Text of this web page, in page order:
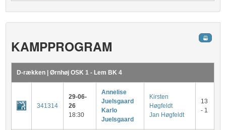
KAMPPROGRAM
D-rækken | Ørnhøj OSK 1 - Lem BK 4
341314
29-06-
26
18:30
Annelise
Juelsgaard
Karlo
Juelsgaard
Kirsten
Høgfeldt
Jan Høgfeldt
13
- 1